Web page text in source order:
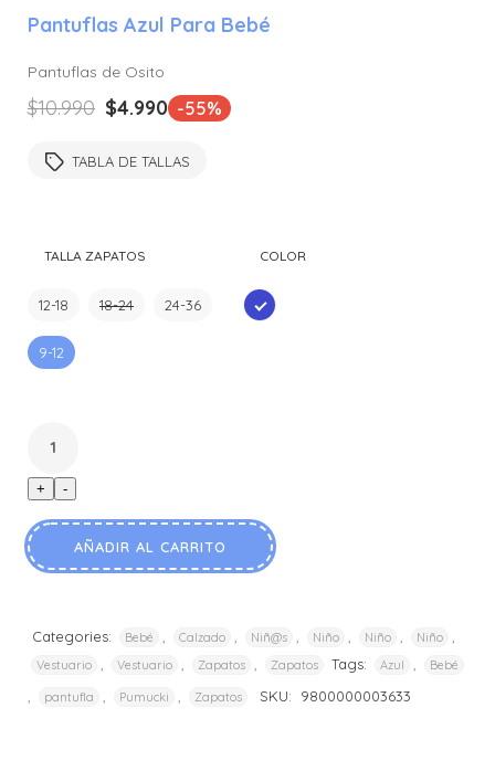
Pantuflas Azul Para Bebé
Pantuflas de Osito
$10.990 El
original
$4.990El
actual
-55%
TABLA DE TALLAS
TALLA ZAPATOS
12-18 18-24 24-36
9-12
COLOR
+ -
AÑADIR AL CARRITO
Categories: Bebé Calzado Niñ@s Niño Niño Niño
Vestuario Vestuario Zapatos Zapatos Tags: Azul Bebé
pantufla Pumucki Zapatos SKU: 9800000003633